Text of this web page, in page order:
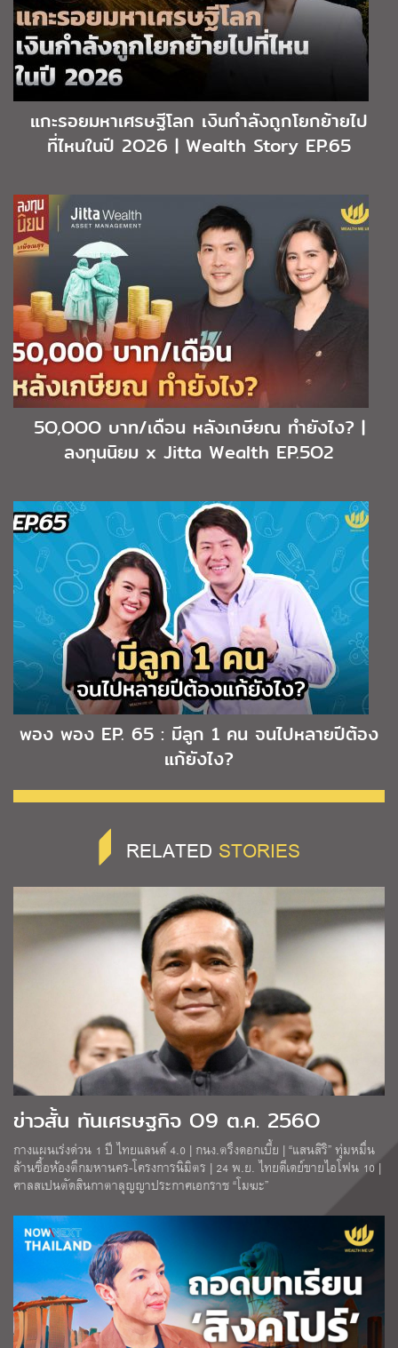
แกะรอยมหาเศรษฐีโลก เงินกำลังถูกโยกย้ายไป
ที่ไหนในปี 2O26 | Wealth Story EP.65
5O,OOO บาท/เดือน หลังเกษียณ ทำยังไง? |
ลงทุนนิยม x Jitta Wealth EP.5O2
พอง พอง EP. 65 : มีลูก 1 คน จนไปหลายปีต้อง
แก้ยังไง?
RELATED STORIES
ข่าวสั้น ทันเศรษฐกิจ O9 ต.ค. 256O
กางแผนเร่งด่วน 1 ปี ไทยแลนด์ 4.0 | กนง.ตรึงดอกเบี้ย | “แสนสิริ” ทุ่มหมื่น
ล้านซื้อห้องตึกมหานคร-โครงการนิมิตร | 24 พ.ย. ไทยดีเดย์ขายไอโฟน 10 |
ศาลสเปนตัดสินกาตาลุญญาประกาศเอกราช “โมฆะ”